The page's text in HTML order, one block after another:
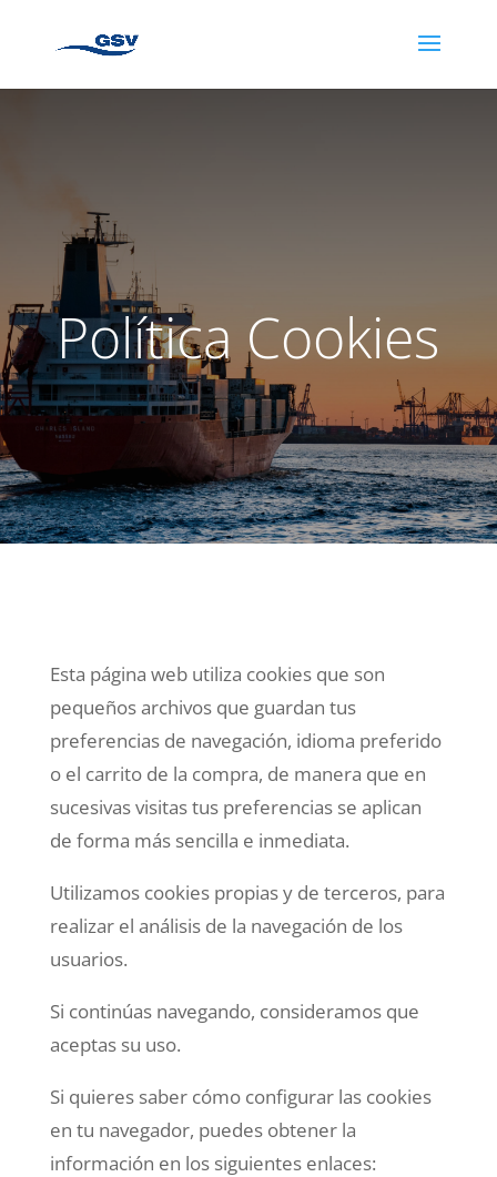
Política Cookies
Esta página web utiliza cookies que son
pequeños archivos que guardan tus
preferencias de navegación, idioma preferido
o el carrito de la compra, de manera que en
sucesivas visitas tus preferencias se aplican
de forma más sencilla e inmediata.
Utilizamos cookies propias y de terceros, para
realizar el análisis de la navegación de los
usuarios.
Si continúas navegando, consideramos que
aceptas su uso.
Si quieres saber cómo configurar las cookies
en tu navegador, puedes obtener la
información en los siguientes enlaces: